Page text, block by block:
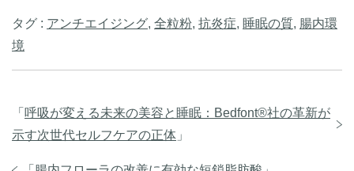
タグ : アンチエイジング, 全粒粉, 抗炎症, 睡眠の質, 腸内環
境
「 呼吸が変える未来の美容と睡眠：Bedfont®社の革新が
示す次世代セルフケアの正体 」